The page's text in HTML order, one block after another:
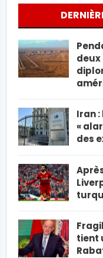
Iran :
«
des
tient